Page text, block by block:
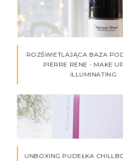
ROZŚWIETLAJĄCA BAZA
PIERRE RENE - MAKE
ILLUMINATING
UNBOXING PUDEŁKA